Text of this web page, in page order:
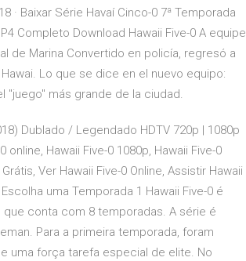
Baixar Série Havaí Cinco-0 7ª Temporada
Completo Download Hawaii Five-0 A equipe
de Marina Convertido en policía, regresó a
Lo que se dice en el nuevo equipo:
"juego" más grande de la ciudad.
Dublado / Legendado HDTV 720p | 1080p
Hawaii Five-0 1080p, Hawaii Five-0
Ver Hawaii Five-0 Online, Assistir Hawaii
uma Temporada 1 Hawaii Five-0 é
conta com 8 temporadas. A série é
Para a primeira temporada, foram
uma força tarefa especial de elite. No